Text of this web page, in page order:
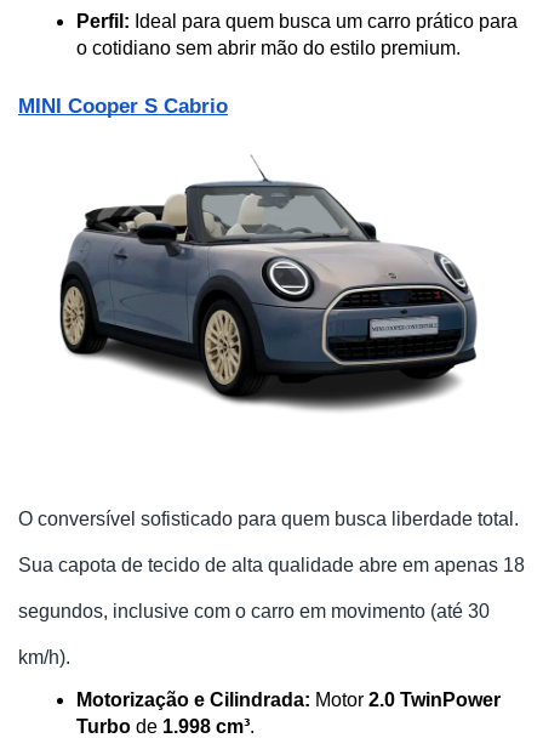
Perfil: Ideal para quem busca um carro prático para
o cotidiano sem abrir mão do estilo premium.
MINI Cooper S Cabrio
O conversível sofisticado para quem busca liberdade total.
Sua capota de tecido de alta qualidade abre em apenas 18
segundos, inclusive com o carro em movimento (até 30
km/h).
Motorização e Cilindrada: Motor 2.0 TwinPower
Turbo de 1.998 cm³.